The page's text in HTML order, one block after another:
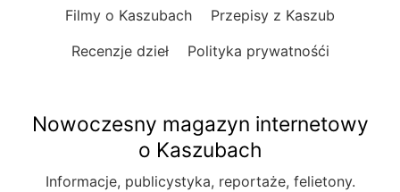
Filmy o Kaszubach
Przepisy z Kaszub
Recenzje dzieł
Polityka prywatnośći
Nowoczesny magazyn internetowy
o Kaszubach
Informacje, publicystyka, reportaże, felietony.